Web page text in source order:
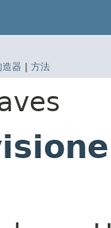
造器 | 方法